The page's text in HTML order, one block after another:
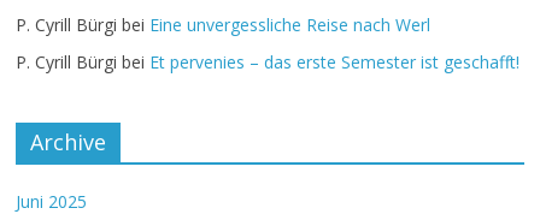
P. Cyrill Bürgi bei Eine unvergessliche Reise nach Werl
P. Cyrill Bürgi bei Et pervenies – das erste Semester ist geschafft!
Archive
Juni 2025